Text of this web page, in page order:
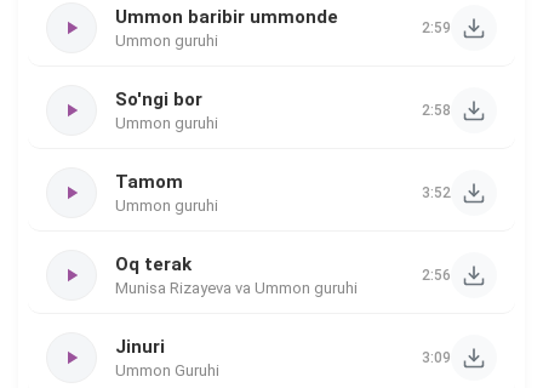
Ummon baribir ummonde
Ummon guruhi
2:59
So'ngi bor
Ummon guruhi
2:58
Tamom
Ummon guruhi
3:52
Oq terak
Munisa Rizayeva va Ummon guruhi
2:56
Jinuri
Ummon Guruhi
3:09